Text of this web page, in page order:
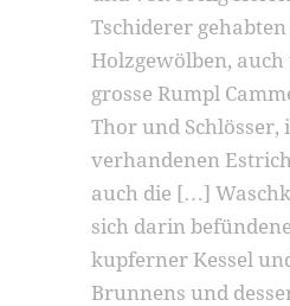
Tschiderer
Holzgewölben,
grosse Rumpl
Thor und Schlösser,
verhandenen
auch die […]
sich darin
kupferner Kessel
Brunnens und